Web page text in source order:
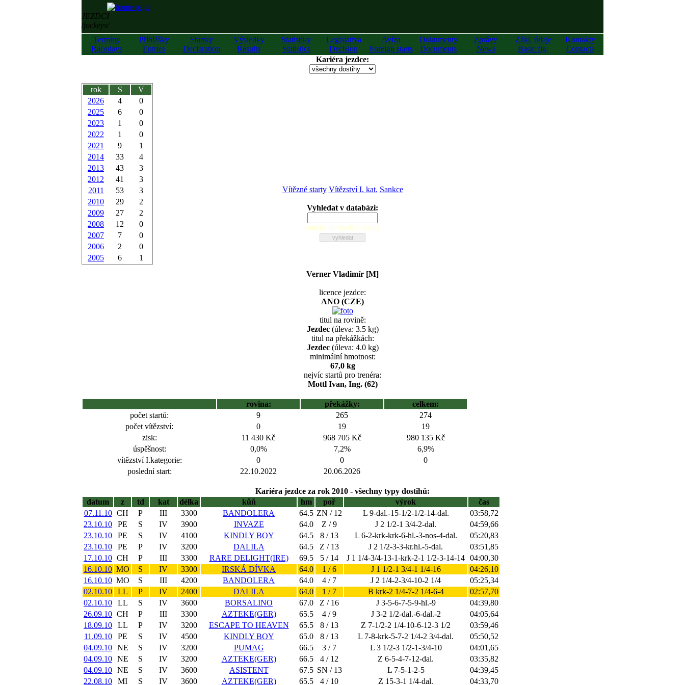
JEZDCI
/jockeys/
Termíny
Racedays
Přihlášky
Entries
Startky
Declaration
Výsledky
Results
Statistiky
Statistics
Legislativa
Decision
Avíza
Foreign starts
Dokumenty
Documents
Zprávy
News
Zákl. údaje
Basic fig.
Kontakty
Contacts
Kariéra jezdce:
rok S
V
2026
4
0
2025
6
0
2023
1
0
2022
1
0
2021
9
1
2014
33
4
2013
43
3
2012
41
3
2011
53
3
2010
29
2
2009
27
2
2008
12
0
2007
7
0
2006
2
0
2005
6 1
Vítězné starty Vítězství I. kat. Sankce
Vyhledat v databázi:
zadejte alespoň 2 znaky
Verner Vladimír [M]
licence jezdce:
ANO (CZE)
titul na rovině:
Jezdec(úleva: 3.5 kg)
titul na překážkách:
Jezdec(úleva: 4.0 kg)
minimální hmotnost:
67,0 kg
nejvíc startů pro trenéra:
Mottl Ivan, Ing. (62)
rovina: překážky:
celkem:
počet startů:
9 265
274
počet vítězství:
0 19
19
zisk:
11 430 Kč 968 705 Kč
980 135 Kč
úspěšnost:
0,0% 7,2%
6,9%
vítězství I.kategorie:
0 0
0
poslední start:
22.10.2022 20.06.2026
Kariéra jezdce za rok 2010 - všechny typy dostihů:
datum
z td kat délka kůň hm poř výrok
čas
07.11.10 CH P III 3300 BANDOLERA 64.5 ZN / 12 L 9-dal.-15-1/2-1/2-14-dal.
03:58,72
23.10.10
PE S IV 3900 INVAZE 64.0 Z / 9 J 2 1/2-1 3/4-2-dal.
04:59,66
23.10.10
PE S IV 4100 KINDLY BOY 64.5 8 / 13 L 6-2-krk-krk-6-hl.-3-nos-4-dal.
05:20,83
23.10.10
PE P IV 3200 DALILA 64.5 Z / 13 J 2 1/2-3-3-kr.hl.-5-dal.
03:51,85
17.10.10 CH P III 3300 RARE DELIGHT(IRE) 69.5 5 / 14 J 1 1/4-3/4-13-1-krk-2-1 1/2-3-14-14 04:00,30
16.10.10 MO S IV 3300 IRSKÁ DÍVKA 64.0 1 / 6 J 1 1/2-1 3/4-1 1/4-16
04:26,10
16.10.10 MO S III 4200 BANDOLERA 64.0 4 / 7 J 2 1/4-2-3/4-10-2 1/4
05:25,34
02.10.10
LL P IV 2400 DALILA 64.0 1 / 7 B krk-2 1/4-7-2 1/4-6-4
02:57,70
02.10.10
LL S IV 3600 BORSALINO 67.0 Z / 16 J 3-5-6-7-5-9-hl.-9
04:39,80
26.09.10 CH P III 3300 AZTEKE(GER) 65.5 4 / 9 J 3-2 1/2-dal.-6-dal.-2
04:05,64
18.09.10
LL P IV 3200 ESCAPE TO HEAVEN 65.5 8 / 13 Z 7-1/2-2 1/4-10-6-12-3 1/2
03:59,46
11.09.10
PE S IV 4500 KINDLY BOY 65.0 8 / 13 L 7-8-krk-5-7-2 1/4-2 3/4-dal.
05:50,52
04.09.10 NE S IV 3200 PUMAG 66.5 3 / 7 L 3 1/2-3 1/2-1-3/4-10
04:01,65
04.09.10 NE S IV 3200 AZTEKE(GER) 66.5 4 / 12 Z 6-5-4-7-12-dal.
03:35,82
04.09.10 NE S IV 3600 ASISTENT 67.5 SN / 13 L 7-5-1-2-5
04:39,45
22.08.10
MI S IV 3600 AZTEKE(GER) 65.5 4 / 10 Z 15-3-1 1/4-dal. 04:33,70